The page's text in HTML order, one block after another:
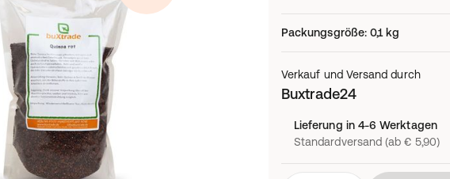
Packungsgröße:0,1 kg
Verkauf und Versand durch
Buxtrade24
Lieferung in 4-6 Werktagen
Standardversand (ab € 5,90)